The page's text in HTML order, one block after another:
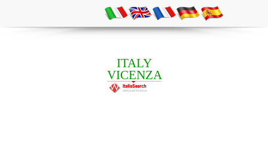
ITALY
VICENZA